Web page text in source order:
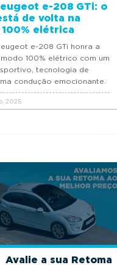
e-208 GTi: o
de volta na
elétrica
e-208 GTi honra a
100% elétrico com um
tecnologia de
condução emocionante.
2025
Avalie a sua Retoma